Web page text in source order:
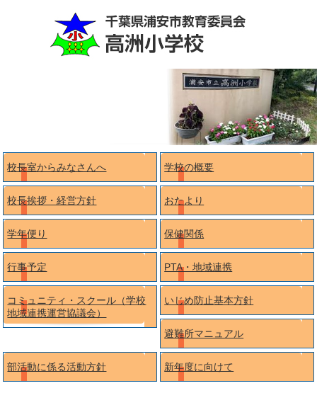
校長室からみなさんへ 学校の概要
校長挨拶・経営方針 おたより
学年便り 保健関係
行事予定 PTA・地域連携
コミュニティ・スクール（学校
地域連携運営協議会）
いじめ防止基本方針
避難所マニュアル
部活動に係る活動方針 新年度に向けて